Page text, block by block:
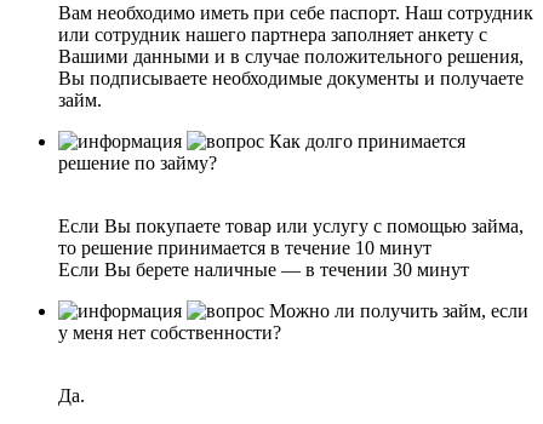
Вам необходимо иметь при себе паспорт. Наш сотрудник
или сотрудник нашего партнера заполняет анкету с
Вашими данными и в случае положительного решения,
Вы подписываете необходимые документы и получаете
займ.
Как долго принимается
решение по займу?
Если Вы покупаете товар или услугу с помощью займа,
то решение принимается в течение 10 минут
Если Вы берете наличные — в течении 30 минут
Можно ли получить займ, если
у меня нет собственности?
Да.